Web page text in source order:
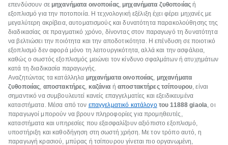
επενδύσουν σε μηχανήματα οινοποιίας, μηχανήματα ζυθοποιίας ή
εξοπλισμό για την ποτοποιία. Η τεχνολογική εξέλιξη έχει φέρει μηχανές με
μεγαλύτερη ακρίβεια, αυτοματισμούς και δυνατότητα παρακολούθησης της
διαδικασίας σε πραγματικό χρόνο, δίνοντας στον παραγωγό τη δυνατότητα
να βελτιώσει την ποιότητα και την αποδοτικότητα. Η επένδυση σε ποιοτικό
εξοπλισμό δεν αφορά μόνο τη λειτουργικότητα, αλλά και την ασφάλεια,
καθώς ο σωστός εξοπλισμός μειώνει τον κίνδυνο σφαλμάτων ή ατυχημάτων
κατά τη διαδικασία παραγωγής.
Αναζητώντας τα κατάλληλα μηχανήματα οινοποιίας, μηχανήματα
ζυθοποιίας, αποστακτήρες, καζάνια ήαποστακτήρες τσίπουρου, είναι
σημαντικό να συμβουλευτεί κανείς επαγγελματίες και εξειδικευμένα
καταστήματα. Μέσα από τον επαγγελματικό κατάλογοτου 11888 giaola, οι
παραγωγοί μπορούν να βρουν πληροφορίες για προμηθευτές,
καταστήματα και υπηρεσίες που εξασφαλίζουν αξιόπιστο εξοπλισμό,
υποστήριξη και καθοδήγηση στη σωστή χρήση. Με τον τρόπο αυτό, η
παραγωγή κρασιού, μπύρας ή τσίπουρου γίνεται πιο οργανωμένη,